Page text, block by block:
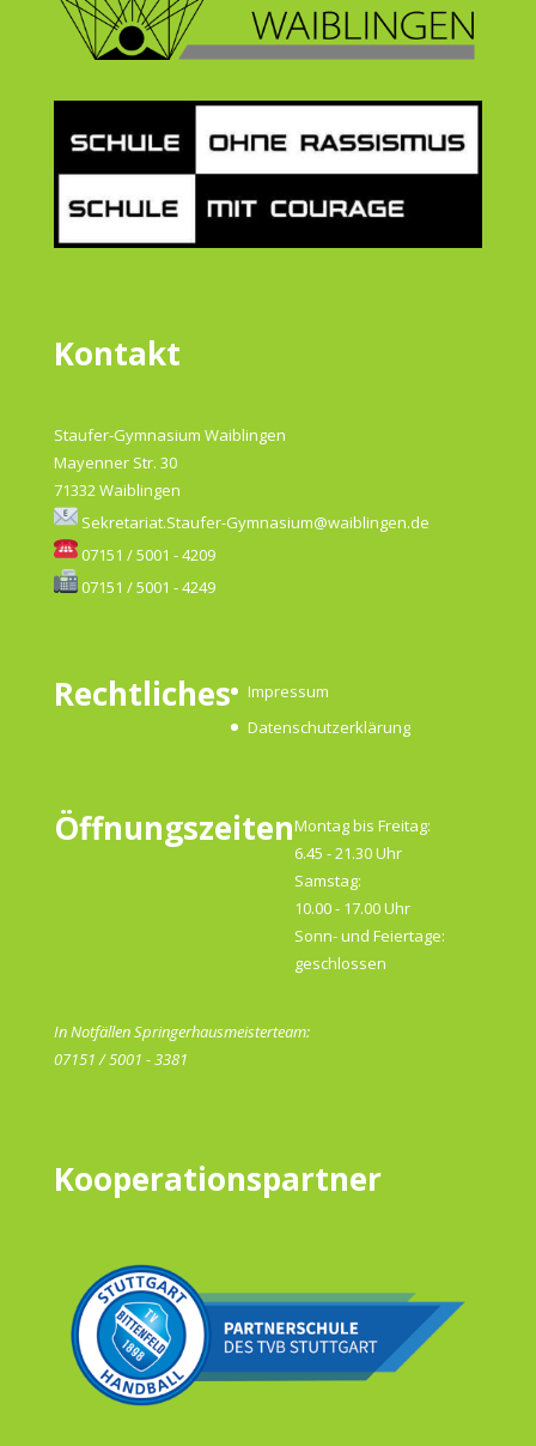
Kontakt
Staufer-Gymnasium Waiblingen
Mayenner Str. 30
71332 Waiblingen
Sekretariat.Staufer-Gymnasium@waiblingen.de
07151 / 5001 - 4209
07151 / 5001 - 4249
Rechtliches
Impressum
Datenschutzerklärung
ÖffnungszeitenMontag bis Freitag:
6.45 - 21.30 Uhr
Samstag:
10.00 - 17.00 Uhr
Sonn- und Feiertage:
geschlossen
In Notfällen Springerhausmeisterteam:
07151 / 5001 - 3381
Kooperationspartner